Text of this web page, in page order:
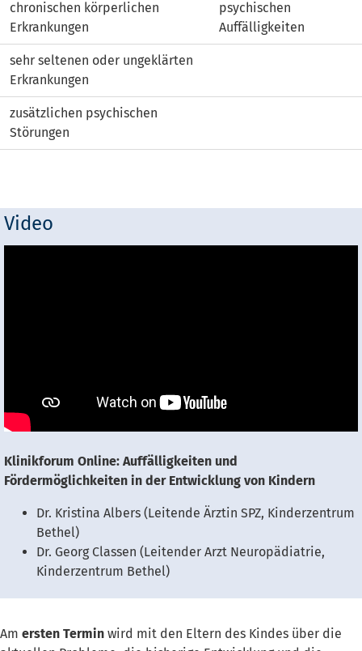
chronischen körperlichen
Erkrankungen
psychischen
Auffälligkeiten
sehr seltenen oder ungeklärten
Erkrankungen
zusätzlichen psychischen
Störungen
Video
Klinikforum Online: Auffälligkeiten und
Fördermöglichkeiten in der Entwicklung von Kindern
Dr. Kristina Albers (Leitende Ärztin SPZ, Kinderzentrum
Bethel)
Dr. Georg Classen (Leitender Arzt Neuropädiatrie,
Kinderzentrum Bethel)
Am ersten Termin wird mit den Eltern des Kindes über die